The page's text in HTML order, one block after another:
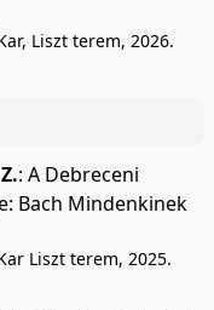
Liszt terem, 2026.
: A Debreceni
Bach Mindenkinek
Liszt terem, 2025.